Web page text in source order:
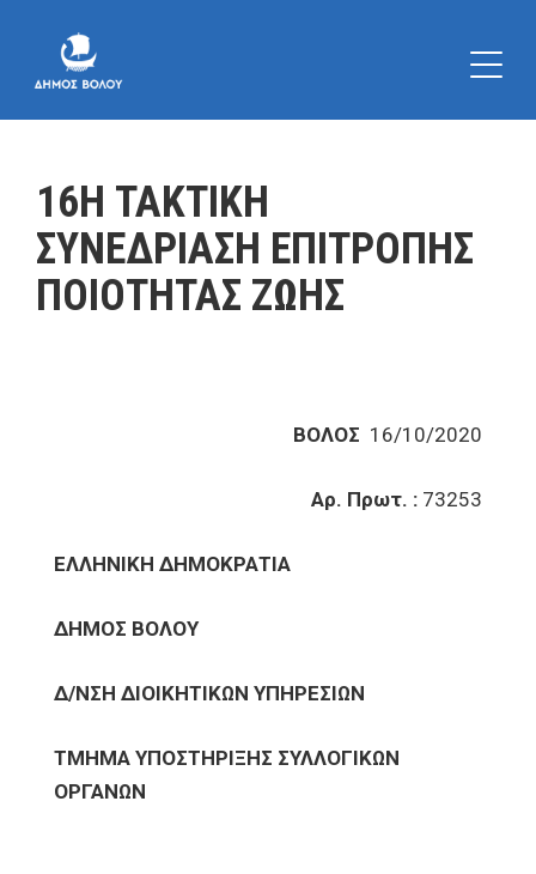
16Η ΤΑΚΤΙΚΗ
ΣΥΝΕΔΡΙΑΣΗ ΕΠΙΤΡΟΠΗΣ
ΠΟΙΟΤΗΤΑΣ ΖΩΗΣ
ΒΟΛΟΣ 16/10/2020
Αρ. Πρωτ. : 73253
ΕΛΛΗΝΙΚΗ ΔΗΜΟΚΡΑΤΙΑ
ΔΗΜΟΣ ΒΟΛΟΥ
Δ/ΝΣΗ ΔΙΟΙΚΗΤΙΚΩΝ ΥΠΗΡΕΣΙΩΝ
ΤΜΗΜΑ ΥΠΟΣΤΗΡΙΞΗΣ ΣΥΛΛΟΓΙΚΩΝ
ΟΡΓΑΝΩΝ